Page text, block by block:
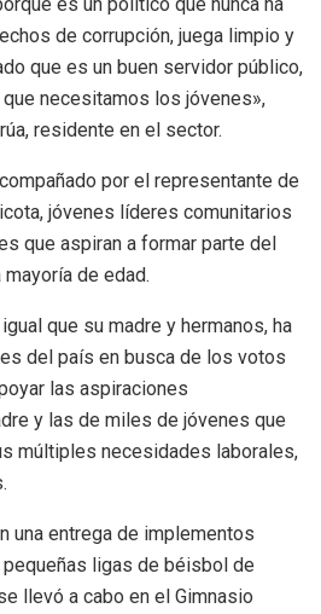
de corrupción, juega limpio y
que es un buen servidor público,
necesitamos los jóvenes»,
residente en el sector.
por el representante de
jóvenes líderes comunitarios
que aspiran a formar parte del
de edad.
que su madre y hermanos, ha
del país en busca de los votos
las aspiraciones
y las de miles de jóvenes que
múltiples necesidades laborales,
una entrega de implementos
ligas de béisbol de
llevó a cabo en el Gimnasio